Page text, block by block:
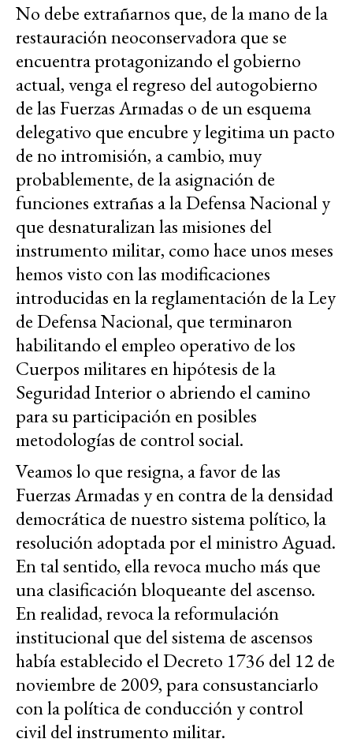
No debe extrañarnos que, de la mano de la
restauración neoconservadora que se
encuentra protagonizando el gobierno
actual, venga el regreso del autogobierno
de las Fuerzas Armadas o de un esquema
delegativo que encubre y legitima un pacto
de no intromisión, a cambio, muy
probablemente, de la asignación de
funciones extrañas a la Defensa Nacional y
que desnaturalizan las misiones del
instrumento militar, como hace unos meses
hemos visto con las modificaciones
introducidas en la reglamentación de la Ley
de Defensa Nacional, que terminaron
habilitando el empleo operativo de los
Cuerpos militares en hipótesis de la
Seguridad Interior o abriendo el camino
para su participación en posibles
metodologías de control social.
Veamos lo que resigna, a favor de las
Fuerzas Armadas y en contra de la densidad
democrática de nuestro sistema político, la
resolución adoptada por el ministro Aguad.
En tal sentido, ella revoca mucho más que
una clasificación bloqueante del ascenso.
En realidad, revoca la reformulación
institucional que del sistema de ascensos
había establecido el Decreto 1736 del 12 de
noviembre de 2009, para consustanciarlo
con la política de conducción y control
civil del instrumento militar.